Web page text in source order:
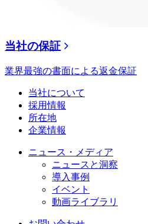
当社の保証
業界最強の書面による返金保証
当社について
採用情報
所在地
企業情報
ニュース・メディア
ニュースと洞察
導入事例
イベント
動画ライブラリ